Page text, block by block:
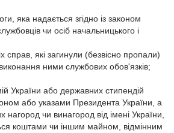
яка надається згідно із законом
чи осіб начальницького і
справ, які загинули (безвісно пропали)
ними службових обов'язків;
України або державних стипендій
або указами Президента України, а
нагород чи винагород від імені України,
коштами чи іншим майном, відмінним